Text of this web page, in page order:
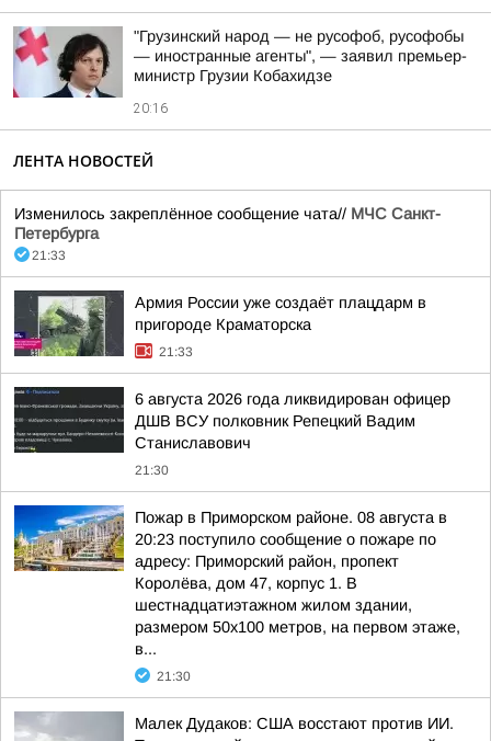
"Грузинский народ — не русофоб, русофобы
— иностранные агенты", — заявил премьер-
министр Грузии Кобахидзе
20:16
ЛЕНТА НОВОСТЕЙ
Изменилось закреплённое сообщение чата// МЧС Санкт-
Петербурга
21:33
Армия России уже создаёт плацдарм в
пригороде Краматорска
21:33
6 августа 2026 года ликвидирован офицер
ДШВ ВСУ полковник Репецкий Вадим
Станиславович
21:30
Пожар в Приморском районе. 08 августа в
20:23 поступило сообщение о пожаре по
адресу: Приморский район, пропект
Королёва, дом 47, корпус 1. В
шестнадцатиэтажном жилом здании,
размером 50х100 метров, на первом этаже,
в...
21:30
Малек Дудаков: США восстают против ИИ.